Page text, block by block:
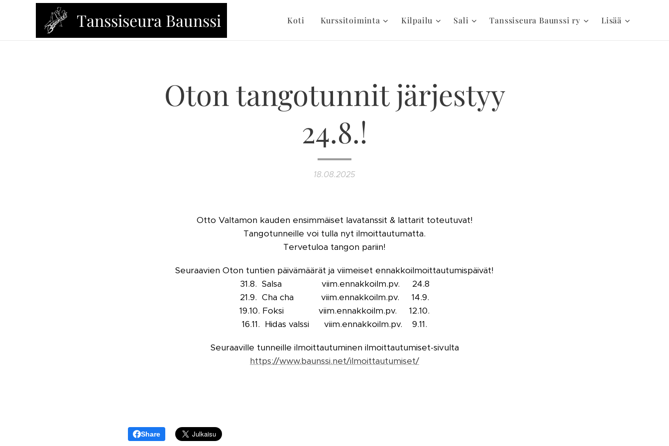
Tanssiseura Baunssi Koti Kurssitoiminta Kilpailu Sali Tanssiseura Baunssi ry Lisää
Oton tangotunnit järjestyy
24.8.!
18.08.2025
Otto Valtamon kauden ensimmäiset lavatanssit & lattarit toteutuvat!
Tangotunneille voi tulla nyt ilmoittautumatta.
Tervetuloa tangon pariin!
Seuraavien Oton tuntien päivämäärät ja viimeiset ennakkoilmoittautumispäivät!
31.8. Salsa viim.ennakkoilm.pv. 24.8
21.9. Cha cha viim.ennakkoilm.pv. 14.9.
19.10. Foksi viim.ennakkoilm.pv. 12.10.
16.11. Hidas valssi viim.ennakkoilm.pv. 9.11.
Seuraaville tunneille ilmoittautuminen ilmoittautumiset-sivulta
https://www.baunssi.net/ilmoittautumiset/
Share